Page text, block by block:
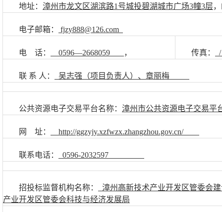
地址： 漳州市龙文区湖滨路1 号城投碧湖城市广场3幢3层
电子邮箱： fjzy888@126.com
电 话： 0596—2668059 ， 传真：
联 系 人： 吴志强（项目负责人）、章丽梅
公共资源电子交易平台名称： 漳州市公共资源电子交易平
网 址： http://ggzyjy.xzfwzx.zhangzhou.gov.cn/
联系电话： 0596-2032597
招投标监督机构名称：
漳州高新技术产业开发区管委会
产业开发区管委会科技与经济发展局